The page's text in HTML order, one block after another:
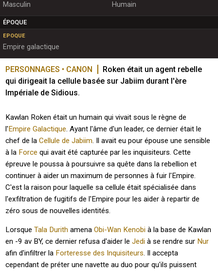
Masculin Humain
ÉPOQUE
EPOQUE
Empire galactique
PERSONNAGES • CANON
Roken était un agent rebelle
qui dirigeait la cellule basée sur Jabiim durant l'ère
Impériale de Sidious.
Kawlan Roken était un humain qui vivait sous le règne de
l'Empire Galactique. Ayant l'âme d'un leader, ce dernier était le
chef de laCellule de Jabiim. Il avait eu pour épouse une sensible
à la Force qui avait été capturée par les inquisiteurs. Cette
épreuve le poussa à poursuivre sa quête dans la rebellion et
continuer à aider un maximum de personnes à fuir l'Empire.
C'est la raison pour laquelle sa cellule était spécialisée dans
l'exfiltration de fugitifs de l'Empire pour les aider à repartir de
zéro sous de nouvelles identités.
LorsqueTala Durith amenaObi-Wan Kenobi à la base de Kawlan
en -9 av BY, ce dernier refusa d'aider leJedi à se rendre sur Nur
afin d'infiltrer la Forteresse des Inquisiteurs. Il accepta
cependant de préter une navette au duo pour qu'ils puissent